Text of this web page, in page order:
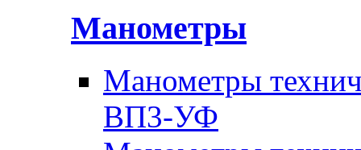
Манометры
Манометры
ВП3-УФ